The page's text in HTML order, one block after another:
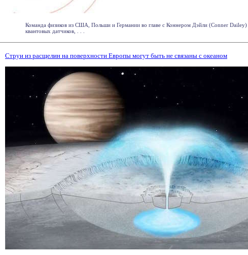
Команда физиков из США, Польши и Германии во главе с Коннером Дэйли (Conner
квантовых датчиков, . . .
Струи из расщелин на поверхности Европы могут быть не связаны с океаном